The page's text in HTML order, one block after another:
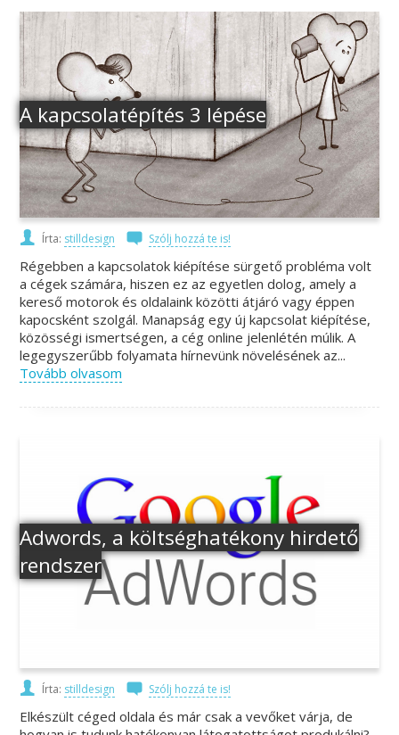
A kapcsolatépítés 3 lépése
Írta: stilldesign Szólj hozzá te is!
Régebben a kapcsolatok kiépítése sürgető probléma volt
a cégek számára, hiszen ez az egyetlen dolog, amely a
kereső motorok és oldalaink közötti átjáró vagy éppen
kapocsként szolgál. Manapság egy új kapcsolat kiépítése,
közösségi ismertségen, a cég online jelenlétén múlik. A
legegyszerűbb folyamata hírnevünk növelésének az...
Tovább olvasom
Adwords, a költséghatékony hirdető
rendszer
Írta: stilldesign Szólj hozzá te is!
Elkészült céged oldala és már csak a vevőket várja, de